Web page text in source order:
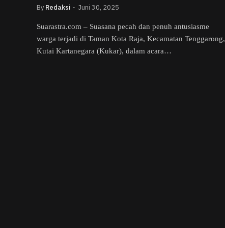
By Redaksi Juni 30, 2025
Suarastra.com – Suasana pecah dan penuh antusiasme
warga terjadi di Taman Kota Raja, Kecamatan Tenggarong,
Kutai Kartanegara (Kukar), dalam acara…